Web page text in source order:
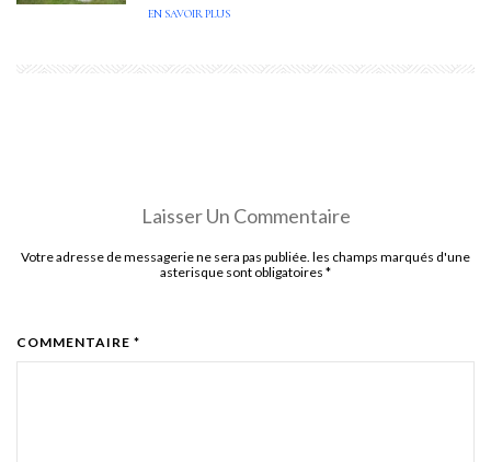
EN SAVOIR PLUS
Laisser Un Commentaire
Votre adresse de messagerie ne sera pas publiée. les champs marqués d'une
asterisque sont obligatoires *
COMMENTAIRE *